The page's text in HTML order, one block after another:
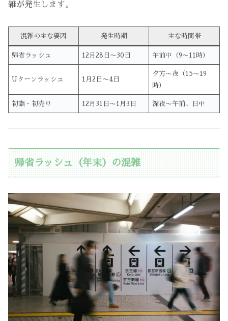
雑が発生します。
混雑の主な要因 発生時期 主な時間帯
帰省ラッシュ 12月28日〜30日 午前中（9〜11時）
Uターンラッシュ 1月2日〜4日
夕方〜夜（15〜19
時）
初詣・初売り 12月31日〜1月3日 深夜〜午前、日中
帰省ラッシュ（年末）の混雑